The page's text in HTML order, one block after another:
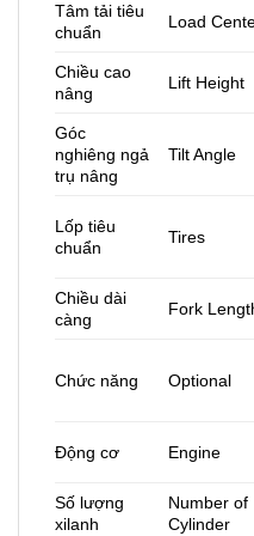
Tâm tải tiêu
chuẩn
Load
Chiều cao
nâng
Lift Height
Góc
nghiêng ngả
trụ nâng
Tilt Angle
Lốp tiêu
chuẩn
Tires
Chiều dài
càng
Fork
Chức năng Optional
Động cơ Engine
Số lượng
xilanh
Number of
Cylinder